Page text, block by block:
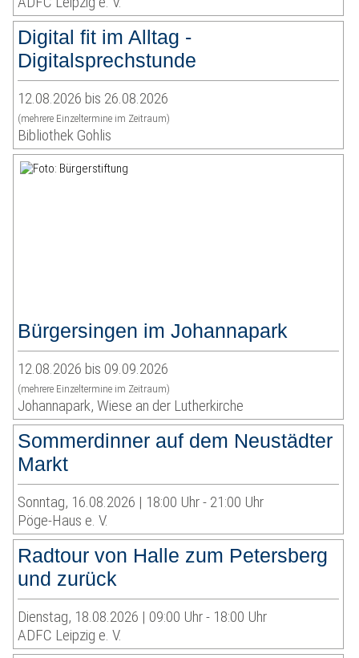
Digital fit im Alltag -
Digitalsprechstunde
12.08.2026 bis 26.08.2026
(mehrere Einzeltermine im Zeitraum)
Bibliothek Gohlis
Bürgersingen im Johannapark
12.08.2026 bis 09.09.2026
(mehrere Einzeltermine im Zeitraum)
Johannapark, Wiese an der Lutherkirche
Sommerdinner auf dem Neustädter
Markt
Sonntag, 16.08.2026 | 18:00 Uhr - 21:00 Uhr
Pöge-Haus e. V.
Radtour von Halle zum Petersberg
und zurück
Dienstag, 18.08.2026 | 09:00 Uhr - 18:00 Uhr
ADFC Leipzig e. V.